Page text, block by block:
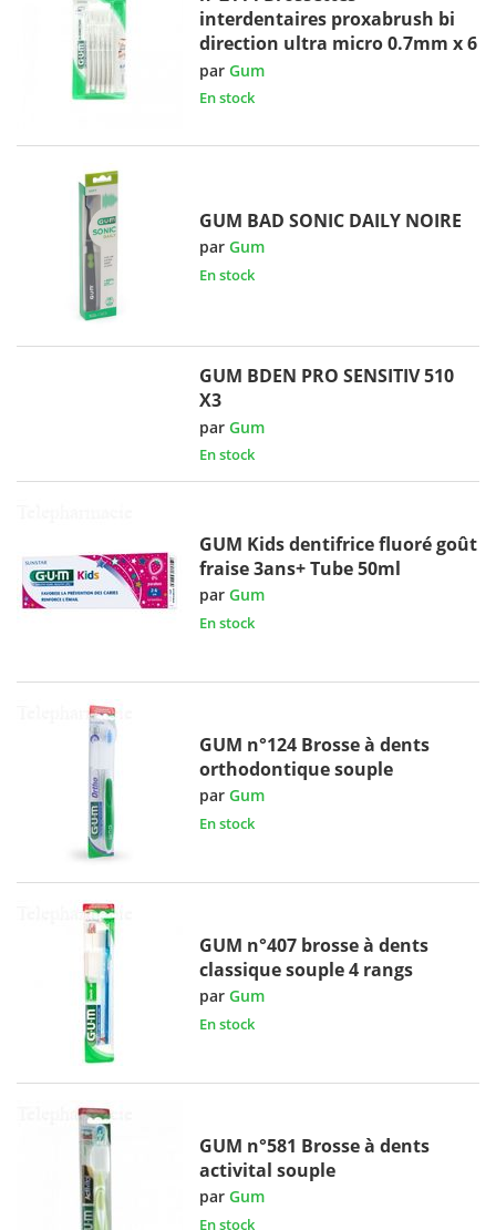
interdentaires proxabrush bi
direction ultra micro 0.7mm x 6
parGum
En stock
GUM BAD SONIC DAILY NOIRE
parGum
En stock
GUM BDEN PRO SENSITIV 510
X3
parGum
En stock
GUM Kids dentifrice fluoré goût
fraise 3ans+ Tube 50ml
parGum
En stock
GUM n°124 Brosse à dents
orthodontique souple
parGum
En stock
GUM n°407 brosse à dents
classique souple 4 rangs
parGum
En stock
GUM n°581 Brosse à dents
activital souple
parGum
En stock